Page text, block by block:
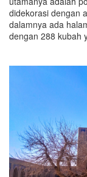
didekorasi dengan
dalamnya ada
dengan 288 kubah